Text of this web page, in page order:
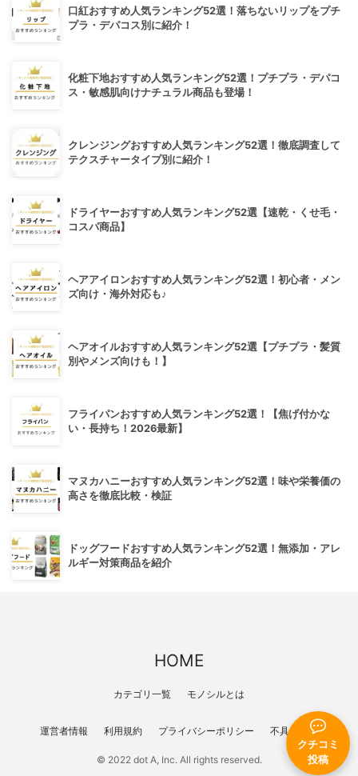
クチコミ
投稿
口紅おすすめ人気ランキング52選！落ちないリップをプチ
プラ・デパコス別に紹介！
化粧下地おすすめ人気ランキング52選！プチプラ・デパコ
ス・敏感肌向けナチュラル商品も登場！
クレンジングおすすめ人気ランキング52選！徹底調査して
テクスチャータイプ別に紹介！
ドライヤーおすすめ人気ランキング52選【速乾・くせ毛・
コスパ商品】
ヘアアイロンおすすめ人気ランキング52選！初心者・メン
ズ向け・海外対応も♪
ヘアオイルおすすめ人気ランキング52選【プチプラ・髪質
別やメンズ向けも！】
フライパンおすすめ人気ランキング52選！【焦げ付かな
い・長持ち！2026最新】
マヌカハニーおすすめ人気ランキング52選！味や栄養価の
高さを徹底比較・検証
ドッグフードおすすめ人気ランキング52選！無添加・アレ
ルギー対策商品を紹介
HOME
カテゴリ一覧 モノシルとは
運営者情報 利用規約 プライバシーポリシー 不具合報告
© 2022 dot A, Inc. All rights reserved.